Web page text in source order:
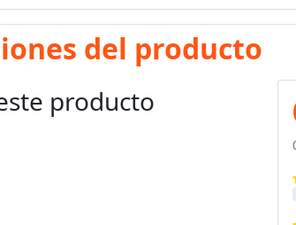
del producto
producto